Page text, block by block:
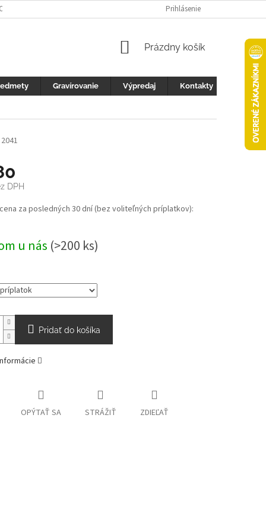
OSOBNÝCH ÚDAJOV FOTOGALERIA KONTAKTY
Prihlásenie
NÁKUPNÝ
Prázdny košík
Gravírovanie Výpredaj Kontakty
2041
DPH
za posledných 30 dní (bez voliteľných príplatkov):
u nás (>200 ks)
Pridať do košíka
OPÝTAŤ SA STRÁŽIŤ ZDIEĽAŤ